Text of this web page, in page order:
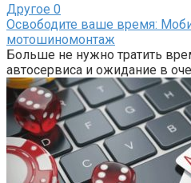
Другое 0
Освободите ваше время:
мотошиномонтаж
Больше не нужно тратить
автосервиса и ожидание в